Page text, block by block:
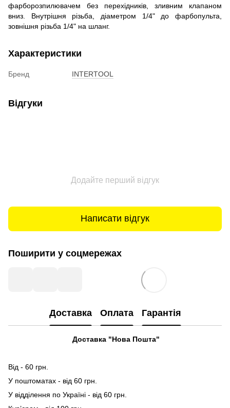
фарборозпилювачем без перехідників, зливним клапаном
вниз. Внутрішня різьба, діаметром 1/4" до фарбопульта,
зовнішня різьба 1/4" на шланг.
Характеристики
Бренд INTERTOOL
Відгуки
Додайте перший відгук
Написати відгук
Поширити у соцмережах
Доставка Оплата Гарантія
Доставка "Нова Пошта"
Від - 60 грн.
У поштоматах - від 60 грн.
У відділення по Україні - від 60 грн.